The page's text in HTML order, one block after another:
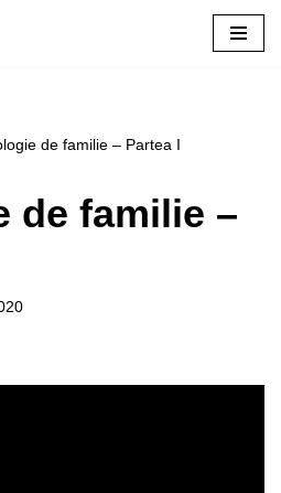
de familie – Partea I
de familie –